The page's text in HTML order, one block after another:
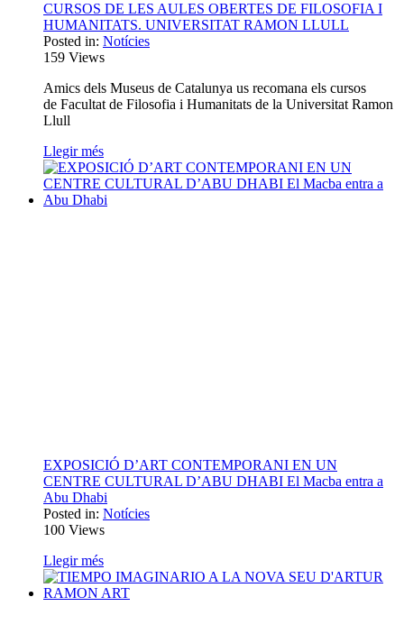
CURSOS DE LES AULES OBERTES DE FILOSOFIA I
HUMANITATS. UNIVERSITAT RAMON LLULL
Posted in: Notícies
159 Views
Amics dels Museus de Catalunya us recomana els cursos
de Facultat de Filosofia i Humanitats de la Universitat Ramon
Llull
Llegir més
EXPOSICIÓ D’ART CONTEMPORANI EN UN
CENTRE CULTURAL D’ABU DHABI El Macba entra a
Abu Dhabi
Posted in: Notícies
100 Views
Llegir més